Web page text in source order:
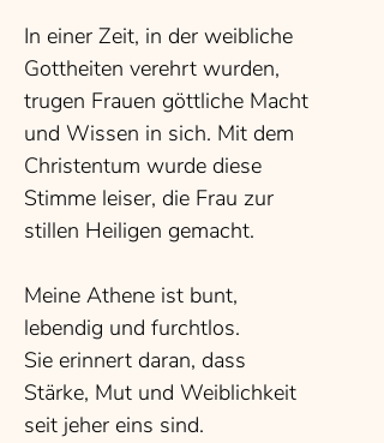
In einer Zeit, in der weibliche
Gottheiten verehrt wurden,
trugen Frauen göttliche Macht
und Wissen in sich. Mit dem
Christentum wurde diese
Stimme leiser, die Frau zur
stillen Heiligen gemacht.
Meine Athene ist bunt,
lebendig und furchtlos.
Sie erinnert daran, dass
Stärke, Mut und Weiblichkeit
seit jeher eins sind.